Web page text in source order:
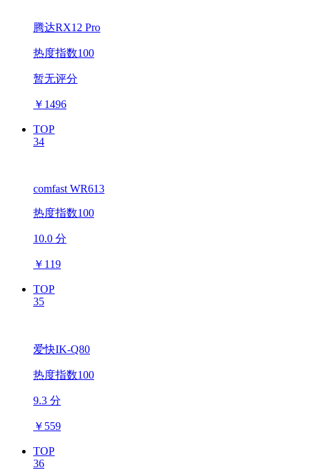
腾达RX12 Pro
热度指数100
暂无评分
￥ 1496
TOP
34
comfast WR613
热度指数100
10.0 分
￥ 119
TOP
35
爱快IK-Q80
热度指数100
9.3 分
￥ 559
TOP
36